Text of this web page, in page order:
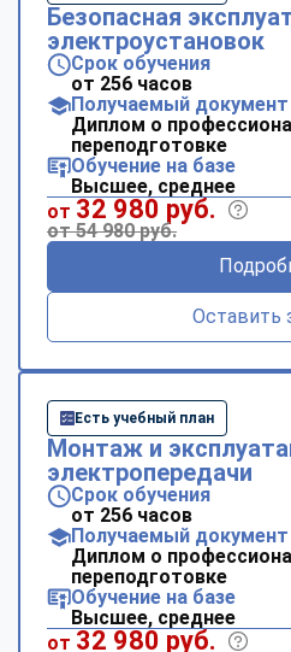
Безопасная
электроустановок
Срок обучения
от 256 часов
Получаемый документ
Диплом о
переподготовке
Обучение на базе
Высшее, среднее
от 32 980 руб.
от 54 980 руб.
Оставить
Есть учебный план
Монтаж и
электропередачи
Срок обучения
от 256 часов
Получаемый документ
Диплом о
переподготовке
Обучение на базе
Высшее, среднее
от 32 980 руб.